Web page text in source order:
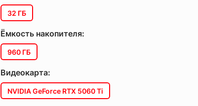
32 ГБ
Ёмкость накопителя:
960 ГБ
Видеокарта:
NVIDIA GeForce RTX 5060 Ti